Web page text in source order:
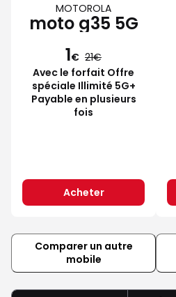
MOTOROLA
moto g35 5G
1€ 21
Avec le forfait Offre
spéciale Illimité 5G+
Payable en plusieurs
fois
Acheter
Comparer un autre
mobile